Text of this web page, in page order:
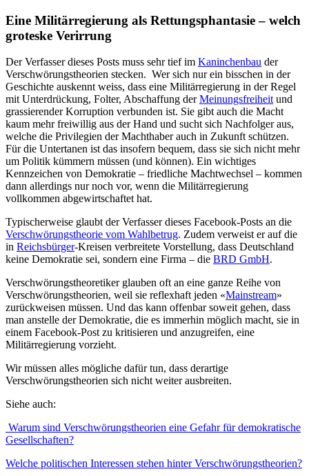
Eine Militärregierung als Rettungsphantasie – welch
groteske Verirrung
Der Verfasser dieses Posts muss sehr tief im Kaninchenbau der
Verschwörungstheorien stecken. Wer sich nur ein bisschen in der
Geschichte auskennt weiss, dass eine Militärregierung in der Regel
mit Unterdrückung, Folter, Abschaffung derMeinungsfreiheit und
grassierender Korruption verbunden ist. Sie gibt auch die Macht
kaum mehr freiwillig aus der Hand und sucht sich Nachfolger aus,
welche die Privilegien der Machthaber auch in Zukunft schützen.
Für die Untertanen ist das insofern bequem, dass sie sich nicht mehr
um Politik kümmern müssen (und können). Ein wichtiges
Kennzeichen von Demokratie – friedliche Machtwechsel – kommen
dann allerdings nur noch vor, wenn die Militärregierung
vollkommen abgewirtschaftet hat.
Typischerweise glaubt der Verfasser dieses Facebook-Posts an die
Verschwörungstheorie vom Wahlbetrug. Zudem verweist er auf die
in Reichsbürger-Kreisen verbreitete Vorstellung, dass Deutschland
keine Demokratie sei, sondern eine Firma – die BRD GmbH.
Verschwörungstheoretiker glauben oft an eine ganze Reihe von
Verschwörungstheorien, weil sie reflexhaft jeden «Mainstream»
zurückweisen müssen. Und das kann offenbar soweit gehen, dass
man anstelle der Demokratie, die es immerhin möglich macht, sie in
einem Facebook-Post zu kritisieren und anzugreifen, eine
Militärregierung vorzieht.
Wir müssen alles mögliche dafür tun, dass derartige
Verschwörungstheorien sich nicht weiter ausbreiten.
Siehe auch:
Warum sind Verschwörungstheorien eine Gefahr für demokratische
Gesellschaften?
Welche politischen Interessen stehen hinter Verschwörungstheorien?